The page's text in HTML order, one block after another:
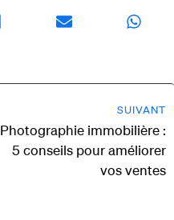
SUIVANT
Photographie immobilière :
5 conseils pour améliorer
vos ventes